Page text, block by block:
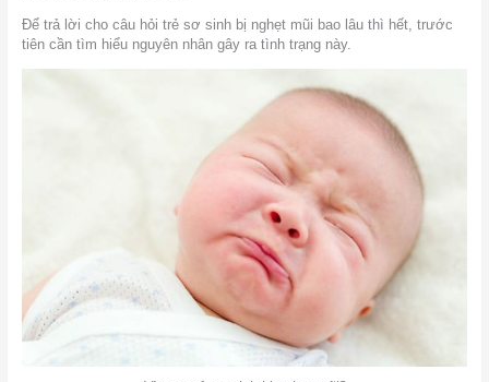
Để trả lời cho câu hỏi trẻ sơ sinh bị nghẹt mũi bao lâu thì hết, trước
tiên cần tìm hiểu nguyên nhân gây ra tình trạng này.